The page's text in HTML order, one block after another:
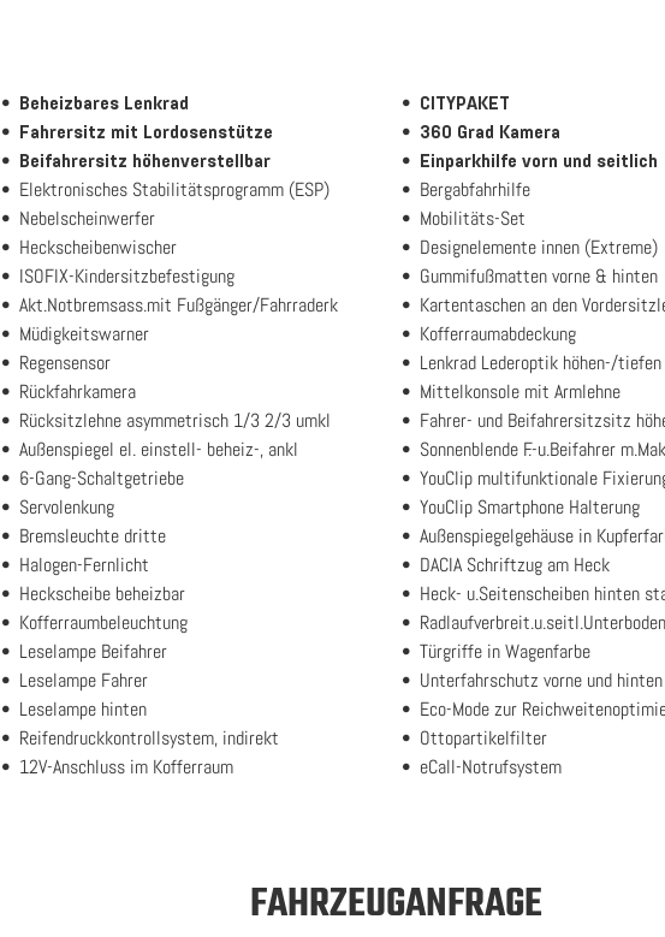
Beheizbares Lenkrad
Fahrersitz mit Lordosenstütze
Beifahrersitz höhenverstellbar
CITYPAKET
360 Grad Kamera
Einparkhilfe vorn und seitlich
Elektronisches Stabilitätsprogramm (ESP)
Nebelscheinwerfer
Heckscheibenwischer
ISOFIX-Kindersitzbefestigung
Akt.Notbremsass.mit Fußgänger/Fahrraderk
Müdigkeitswarner
Regensensor
Rückfahrkamera
Rücksitzlehne asymmetrisch 1/3 2/3 umkl
Außenspiegel el. einstell- beheiz-, ankl
6-Gang-Schaltgetriebe
Servolenkung
Bremsleuchte dritte
Halogen-Fernlicht
Heckscheibe beheizbar
Kofferraumbeleuchtung
Leselampe Beifahrer
Leselampe Fahrer
Leselampe hinten
Reifendruckkontrollsystem, indirekt
12V-Anschluss im Kofferraum
Bergabfahrhilfe
Mobilitäts-Set
Designelemente innen (Extreme)
Gummifußmatten vorne & hinten
Kartentaschen an den
Kofferraumabdeckung
Lenkrad Lederoptik höhen-/
Mittelkonsole mit Armlehne
Fahrer- und Beifahrersitzsitz
Sonnenblende F.-u.Beifahrer
YouClip multifunktionale
YouClip Smartphone Halterung
Außenspiegelgehäuse in
DACIA Schriftzug am Heck
Heck- u.Seitenscheiben hinten
Türgriffe in Wagenfarbe
Unterfahrschutz vorne und
Eco-Mode zur
Ottopartikelfilter
eCall-Notrufsystem
FAHRZEUGANFRAGE